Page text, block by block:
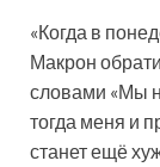
«Когда в
Макрон
словами «Мы
тогда меня и
станет ещё